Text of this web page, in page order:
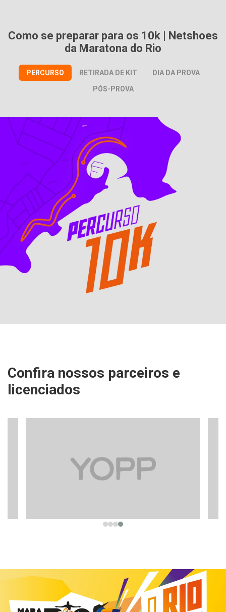
Como se preparar para os 10k | Netshoes
da Maratona do Rio
PERCURSO RETIRADA DE KIT
DIA DA PROVA
PÓS-PROVA
Confira nossos parceiros e
licenciados